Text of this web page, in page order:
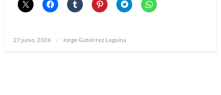
Publicado
27 junio, 2026 Jorge Gutiérrez Leguina